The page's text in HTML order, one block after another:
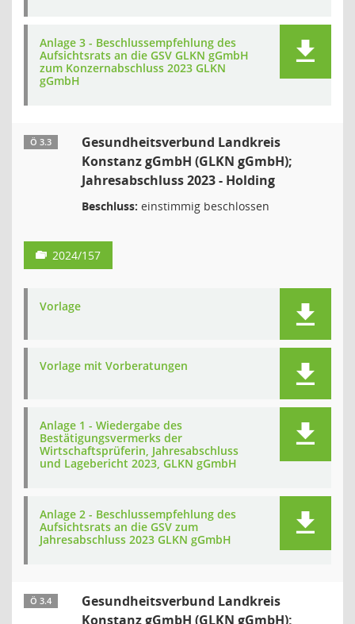
Anlage 3 - Beschlussempfehlung des
Aufsichtsrats an die GSV GLKN gGmbH
zum Konzernabschluss 2023 GLKN
gGmbH
Ö 3.3
Gesundheitsverbund Landkreis
Konstanz gGmbH (GLKN gGmbH);
Jahresabschluss 2023 - Holding
Beschluss: einstimmig beschlossen
2024/157
Vorlage
Vorlage mit Vorberatungen
Anlage 1 - Wiedergabe des
Bestätigungsvermerks der
Wirtschaftsprüferin, Jahresabschluss
und Lagebericht 2023, GLKN gGmbH
Anlage 2 - Beschlussempfehlung des
Aufsichtsrats an die GSV zum
Jahresabschluss 2023 GLKN gGmbH
Ö 3.4
Gesundheitsverbund Landkreis
Konstanz gGmbH (GLKN gGmbH);